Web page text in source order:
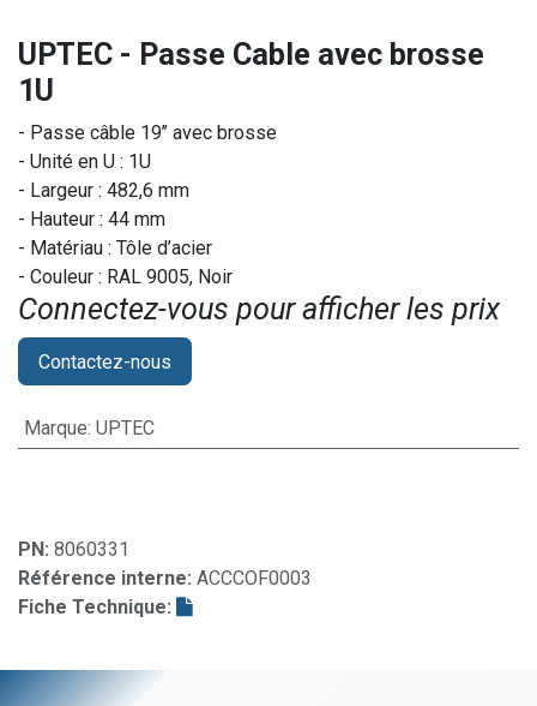
UPTEC - Passe Cable avec brosse
1U
- Passe câble 19’’ avec brosse
- Unité en U : 1U
- Largeur : 482,6 mm
- Hauteur : 44 mm
- Matériau : Tôle d’acier
- Couleur : RAL 9005, Noir
Connectez-vous pour afficher les prix​
Contactez-nous
Marque: UPTEC
PN: 8060331
Référence interne: ACCCOF0003
Fiche Technique: